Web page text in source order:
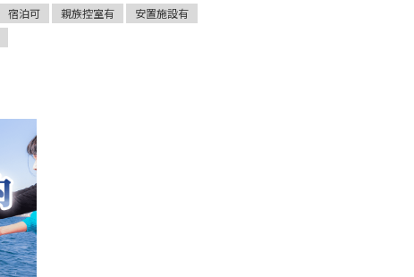
宿泊可 親族控室有
安置施設有